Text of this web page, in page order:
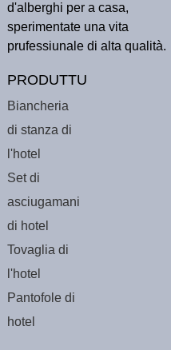
d'alberghi per a casa,
sperimentate una vita
prufessiunale di alta qualità.
PRODUTTU
Biancheria
di stanza di
l'hotel
Set di
asciugamani
di hotel
Tovaglia di
l'hotel
Pantofole di
hotel